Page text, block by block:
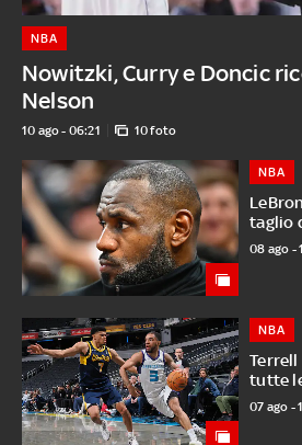
Nowitzki, Curry e Doncic
Nelson
NBA
10 ago - 06:21 10 foto
taglio
NBA
08 ago -
Terrell
tutte
NBA
07 ago -